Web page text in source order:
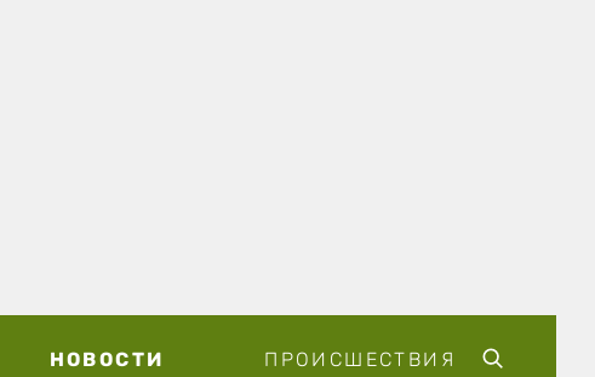
НОВОСТИ ПРОИСШЕСТВИЯ